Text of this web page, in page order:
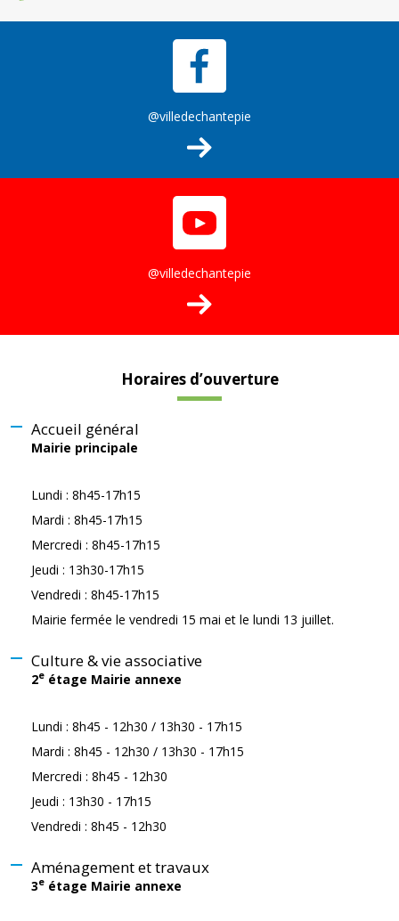
@villedechantepie
@villedechantepie
Horaires d’ouverture
Accueil général
Mairie principale
Lundi : 8h45-17h15
Mardi : 8h45-17h15
Mercredi : 8h45-17h15
Jeudi : 13h30-17h15
Vendredi : 8h45-17h15
Mairie fermée le vendredi 15 mai et le lundi 13 juillet.
Culture & vie associative
2e étage Mairie annexe
Lundi : 8h45 - 12h30 / 13h30 - 17h15
Mardi : 8h45 - 12h30 / 13h30 - 17h15
Mercredi : 8h45 - 12h30
Jeudi : 13h30 - 17h15
Vendredi : 8h45 - 12h30
Aménagement et travaux
3e étage Mairie annexe